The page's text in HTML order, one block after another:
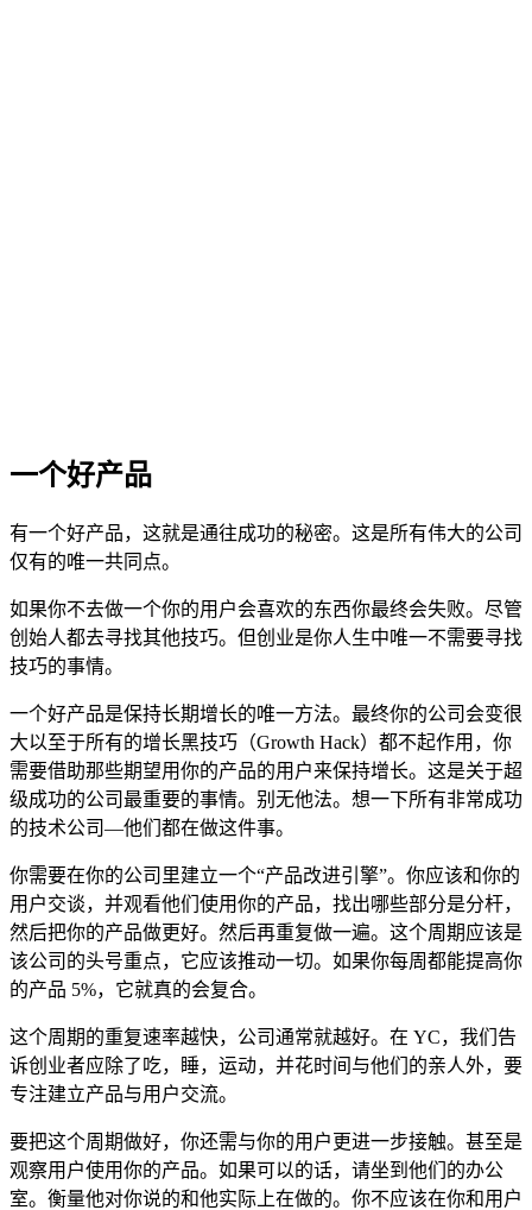
一个好产品
有一个好产品，这就是通往成功的秘密。这是所有伟大的公司
仅有的唯一共同点。
如果你不去做一个你的用户会喜欢的东西你最终会失败。尽管
创始人都去寻找其他技巧。但创业是你人生中唯一不需要寻找
技巧的事情。
一个好产品是保持长期增长的唯一方法。最终你的公司会变很
大以至于所有的增长黑技巧（Growth Hack）都不起作用，你
需要借助那些期望用你的产品的用户来保持增长。这是关于超
级成功的公司最重要的事情。别无他法。想一下所有非常成功
的技术公司—他们都在做这件事。
你需要在你的公司里建立一个“产品改进引擎”。你应该和你的
用户交谈，并观看他们使用你的产品，找出哪些部分是分杆，
然后把你的产品做更好。然后再重复做一遍。这个周期应该是
该公司的头号重点，它应该推动一切。如果你每周都能提高你
的产品 5%，它就真的会复合。
这个周期的重复速率越快，公司通常就越好。在 YC，我们告
诉创业者应除了吃，睡，运动，并花时间与他们的亲人外，要
专注建立产品与用户交流。
要把这个周期做好，你还需与你的用户更进一步接触。甚至是
观察用户使用你的产品。如果可以的话，请坐到他们的办公
室。衡量他对你说的和他实际上在做的。你不应该在你和用户